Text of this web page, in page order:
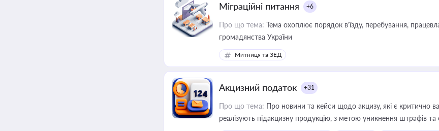
Міграційні питання +6
Про що тема: Тема охоплює порядок в’їзду, перебування,
громадянства України
Митниця та ЗЕД
Акцизний податок +31
Про що тема: Про новини та кейси щодо акцизу, які є критично
реалізують підакцизну продукцію, з метою уникнення штрафів